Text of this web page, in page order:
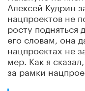
Алексей Кудрин
нацпроектов не
росту подняться
его словам, она
нацпроектах не
мер. Как я
за рамки